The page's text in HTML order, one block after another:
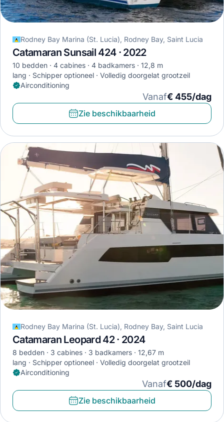
Rodney Bay Marina (St. Lucia), Rodney Bay, Saint Lucia
Catamaran Sunsail 424 · 2022
10 bedden 4 cabines 4 badkamers
12,8 m
lang
Schipper optioneel
Volledig doorgelat grootzeil
Airconditioning
Vanaf€ 455/dag
Zie beschikbaarheid
Rodney Bay Marina (St. Lucia), Rodney Bay, Saint Lucia
Catamaran Leopard 42 · 2024
8 bedden 3 cabines 3 badkamers
12,67 m
lang
Schipper optioneel
Volledig doorgelat grootzeil
Airconditioning
Vanaf€ 500/dag
Zie beschikbaarheid